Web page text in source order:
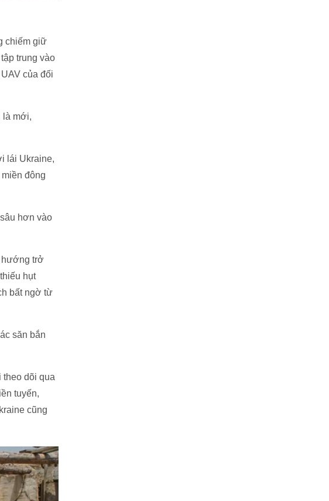
chiếm giữ
trung vào
của đối
là mới,
lái Ukraine,
đông
hơn vào
hướng trở
hụt
bất ngờ từ
săn bắn
dõi qua
tuyến,
cũng